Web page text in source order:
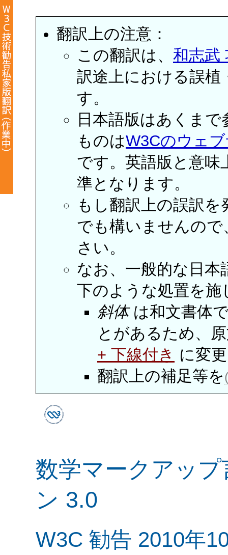
翻訳上の注意：
この翻訳は、 和志武
訳途上における誤植
す。
日本語版はあくま
ものはW3Cのウェ
です。英語版と意味
準となります。
もし翻訳上の誤訳
でも構いませんので
さい。
なお、一般的な日本
下のような処置を施
斜体は和文書体
とがあるため、
+ 下線付き に変
翻訳上の補足等を
数学マークアッ
ン 3.0
W3C 勧告 2010年